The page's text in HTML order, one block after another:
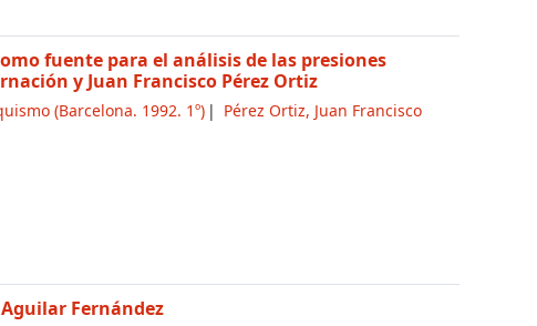
fuente para el análisis de las presiones
y Juan Francisco Pérez Ortiz
(Barcelona. 1992. 1º) Pérez Ortiz, Juan Francisco
Fernández